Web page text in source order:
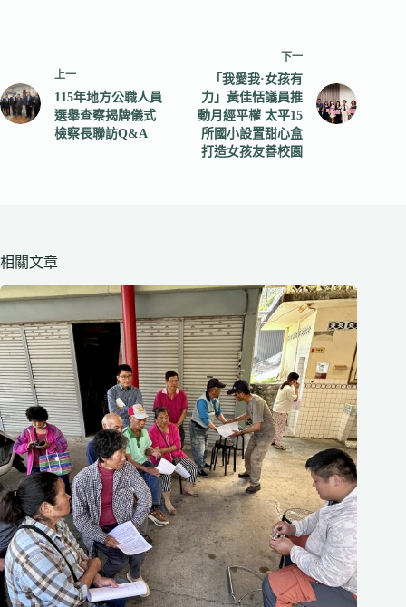
上一
115年地方公職人員
選舉查察揭牌儀式
檢察長聯訪Q&A
下一
「我愛我·女孩有
力」黃佳恬議員推
動月經平權 太平15
所國小設置甜心盒
打造女孩友善校園
相關文章